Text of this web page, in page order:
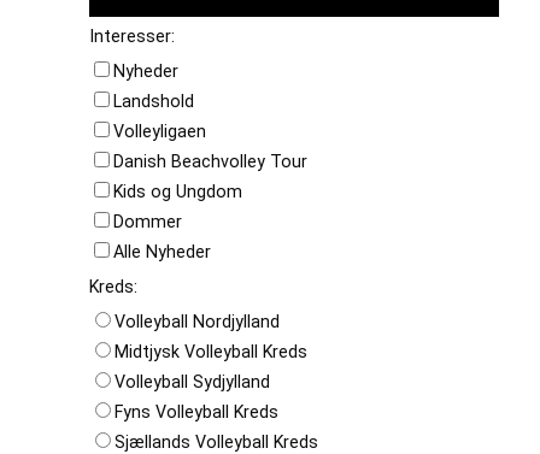
Interesser:
Nyheder
Landshold
Volleyligaen
Danish Beachvolley Tour
Kids og Ungdom
Dommer
Alle Nyheder
Kreds:
Volleyball Nordjylland
Midtjysk Volleyball Kreds
Volleyball Sydjylland
Fyns Volleyball Kreds
Sjællands Volleyball Kreds